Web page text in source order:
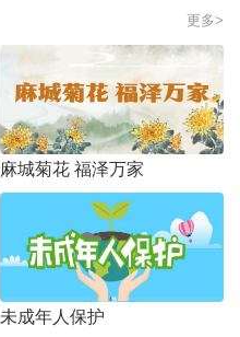
更多>
麻城菊花 福泽万家
未成年人保护